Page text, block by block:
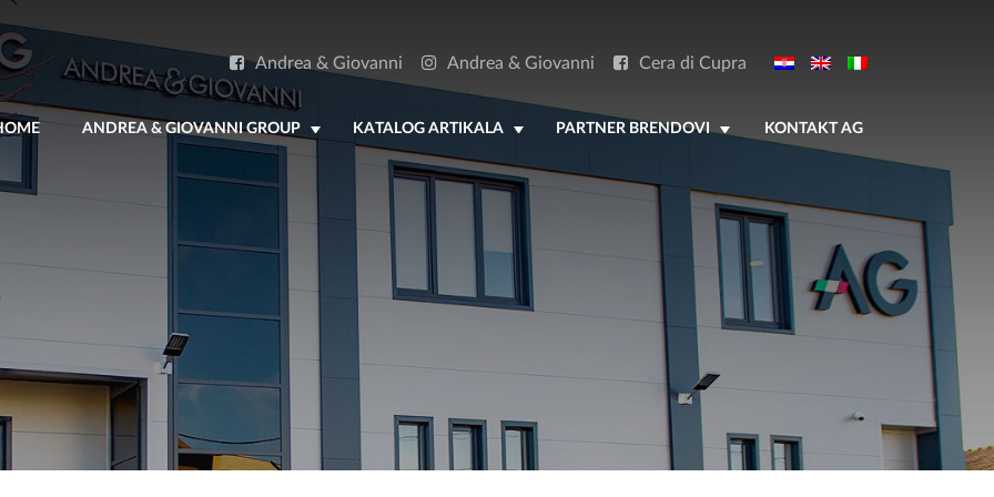
Andrea & Giovanni Andrea & Giovanni Cera di Cupra
ANDREA & GIOVANNI GROUP KATALOG ARTIKALA PARTNER BRENDOVI KONTAKT AG